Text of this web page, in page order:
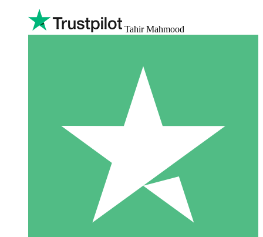
Tahir Mahmood